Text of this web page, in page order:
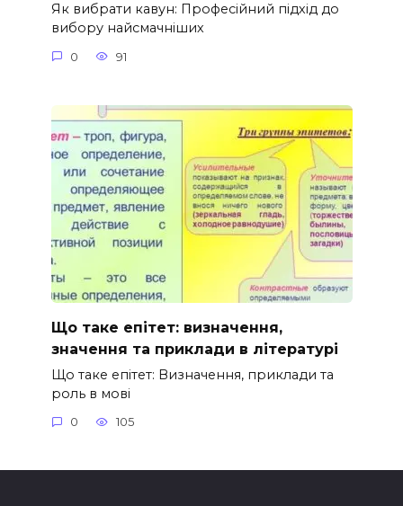
Як вибрати кавун: Професійний підхід до
вибору найсмачніших
0 91
Що таке епітет: визначення,
значення та приклади в літературі
Що таке епітет: Визначення, приклади та
роль в мові
0 105